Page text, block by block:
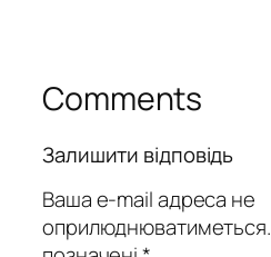
Comments
Залишити відповідь
Ваша e-mail адреса не
оприлюднюватиметься.